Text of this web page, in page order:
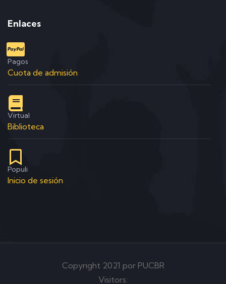
Enlaces
Pagos
Cuota de admisión
Virtual
Biblioteca
Populi
Inicio de sesión
Copyright 2021 por PUCBR
Visitors: